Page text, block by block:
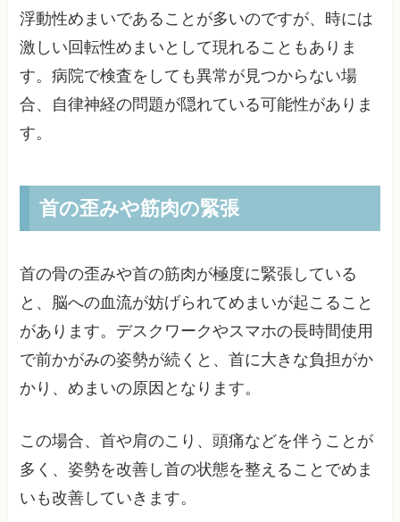
浮動性めまいであることが多いのですが、時には
激しい回転性めまいとして現れることもありま
す。病院で検査をしても異常が見つからない場
合、自律神経の問題が隠れている可能性がありま
す。
首の歪みや筋肉の緊張
首の骨の歪みや首の筋肉が極度に緊張している
と、脳への血流が妨げられてめまいが起こること
があります。デスクワークやスマホの長時間使用
で前かがみの姿勢が続くと、首に大きな負担がか
かり、めまいの原因となります。
この場合、首や肩のこり、頭痛などを伴うことが
多く、姿勢を改善し首の状態を整えることでめま
いも改善していきます。